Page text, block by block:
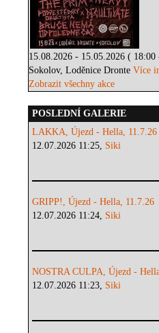
15.08.2026 - 15.05.2026 ( 18:00
Sokolov, Loděnice DronteVíce
Zobrazit všechny akce
POSLEDNÍ GALERIE
LAKKA, Újezd - Hella, 11.7.26
12.07.2026 11:25, Siki
GRIPP!, Újezd - Hella, 11.7.26
12.07.2026 11:24, Siki
NOSTRA CULPA, Újezd -
12.07.2026 11:23, Siki